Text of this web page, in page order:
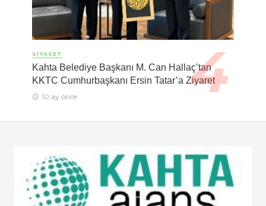
SIYASET
Kahta Belediye Başkanı M. Can Hallaç’tan
KKTC Cumhurbaşkanı Ersin Tatar’a Ziyaret
10 ay önce